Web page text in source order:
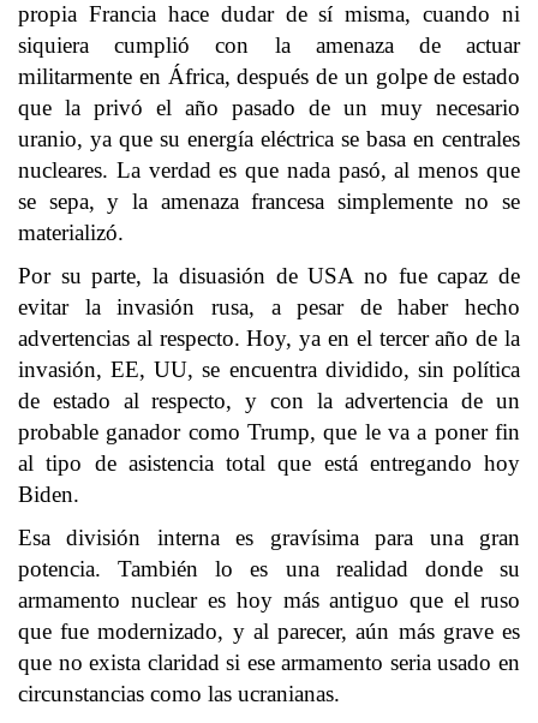
propia Francia hace dudar de sí misma, cuando ni
siquiera cumplió con la amenaza de actuar
militarmente en África, después de un golpe de estado
que la privó el año pasado de un muy necesario
uranio, ya que su energía eléctrica se basa en centrales
nucleares. La verdad es que nada pasó, al menos que
se sepa, y la amenaza francesa simplemente no se
materializó.
Por su parte, la disuasión de USA no fue capaz de
evitar la invasión rusa, a pesar de haber hecho
advertencias al respecto. Hoy, ya en el tercer año de la
invasión, EE, UU, se encuentra dividido, sin política
de estado al respecto, y con la advertencia de un
probable ganador como Trump, que le va a poner fin
al tipo de asistencia total que está entregando hoy
Biden.
Esa división interna es gravísima para una gran
potencia. También lo es una realidad donde su
armamento nuclear es hoy más antiguo que el ruso
que fue modernizado, y al parecer, aún más grave es
que no exista claridad si ese armamento seria usado en
circunstancias como las ucranianas.